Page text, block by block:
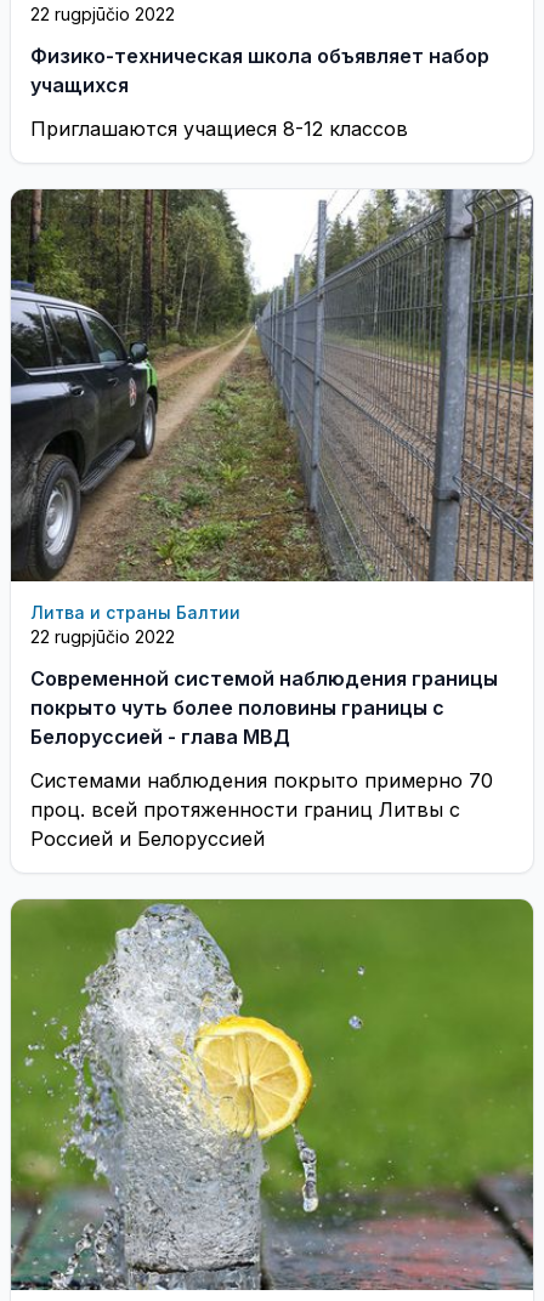
22 rugpjūčio 2022
Физико-техническая школа объявляет набор
учащихся
Приглашаются учащиеся 8-12 классов
Литва и страны Балтии
22 rugpjūčio 2022
Современной системой наблюдения границы
покрыто чуть более половины границы с
Белоруссией - глава МВД
Системами наблюдения покрыто примерно 70
проц. всей протяженности границ Литвы с
Россией и Белоруссией